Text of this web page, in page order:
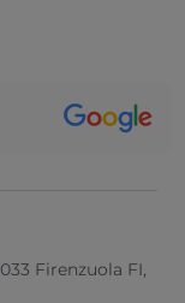
más grande de
Firenzuola FI,